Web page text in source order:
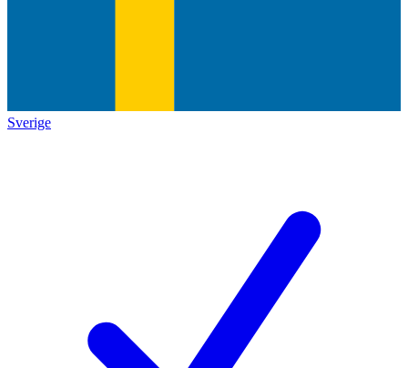
Sverige